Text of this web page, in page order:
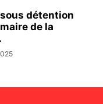
détention
de la